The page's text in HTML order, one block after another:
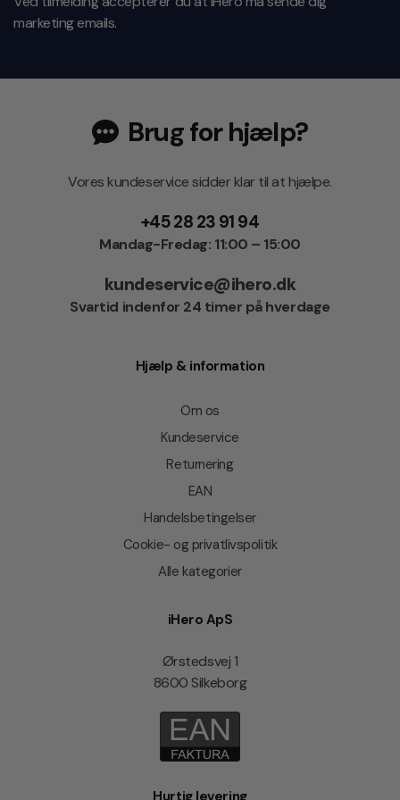
marketing emails.
Brug for hjælp?
Vores kundeservice sidder klar til at hjælpe.
+45 28 23 91 94
Mandag-Fredag: 11:00 – 15:00
kundeservice@ihero.dk
Svartid indenfor 24 timer på hverdage
Hjælp & information
Om os
Kundeservice
Returnering
EAN
Handelsbetingelser
Cookie- og privatlivspolitik
Alle kategorier
iHero ApS
Ørstedsvej 1
8600 Silkeborg
Hurtig levering